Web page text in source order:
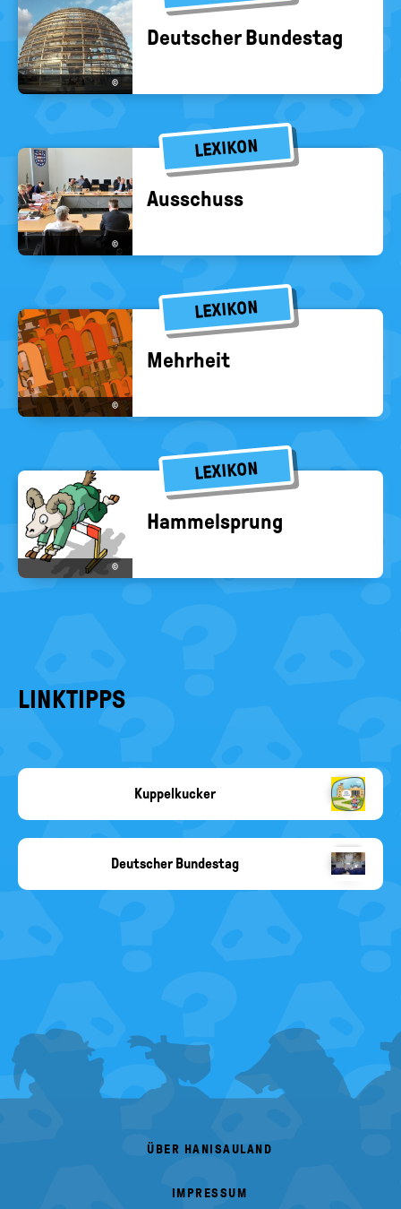
©
Deut­scher Bun­des­tag
LEXIKON
©
Aus­schuss
LEXIKON
©
Mehr­heit
LEXIKON
©
Ham­mel­sprung
LINKTIPPS
Kuppelkucker
Deutscher Bundestag
FOOTER
MENU
ÜBER HANISAULAND
IMPRESSUM